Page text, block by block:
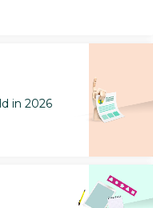
in 2026